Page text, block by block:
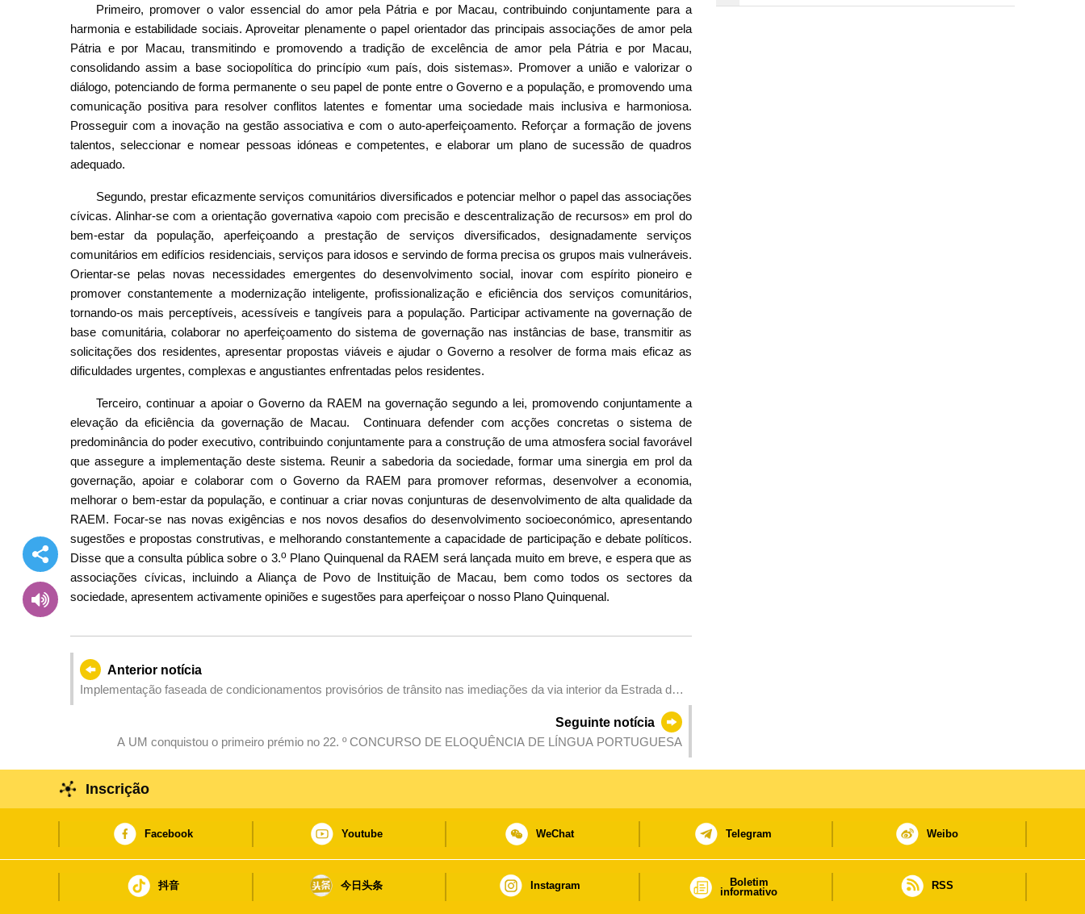
Primeiro, promover o valor essencial do amor pela Pátria e por Macau, contribuindo conjuntamente para a
harmonia e estabilidade sociais. Aproveitar plenamente o papel orientador das principais associações de amor pela
Pátria e por Macau, transmitindo e promovendo a tradição de excelência de amor pela Pátria e por Macau,
consolidando assim a base sociopolítica do princípio «um país, dois sistemas». Promover a união e valorizar o
diálogo, potenciando de forma permanente o seu papel de ponte entre o Governo e a população, e promovendo uma
comunicação positiva para resolver conflitos latentes e fomentar uma sociedade mais inclusiva e harmoniosa.
Prosseguir com a inovação na gestão associativa e com o auto-aperfeiçoamento. Reforçar a formação de jovens
talentos, seleccionar e nomear pessoas idóneas e competentes, e elaborar um plano de sucessão de quadros
adequado.
Segundo, prestar eficazmente serviços comunitários diversificados e potenciar melhor o papel das associações
cívicas. Alinhar-se com a orientação governativa «apoio com precisão e descentralização de recursos» em prol do
bem-estar da população, aperfeiçoando a prestação de serviços diversificados, designadamente serviços
comunitários em edifícios residenciais, serviços para idosos e servindo de forma precisa os grupos mais vulneráveis.
Orientar-se pelas novas necessidades emergentes do desenvolvimento social, inovar com espírito pioneiro e
promover constantemente a modernização inteligente, profissionalização e eficiência dos serviços comunitários,
tornando-os mais perceptíveis, acessíveis e tangíveis para a população. Participar activamente na governação de
base comunitária, colaborar no aperfeiçoamento do sistema de governação nas instâncias de base, transmitir as
solicitações dos residentes, apresentar propostas viáveis e ajudar o Governo a resolver de forma mais eficaz as
dificuldades urgentes, complexas e angustiantes enfrentadas pelos residentes.
Terceiro, continuar a apoiar o Governo da RAEM na governação segundo a lei, promovendo conjuntamente a
elevação da eficiência da governação de Macau. Continuara defender com acções concretas o sistema de
predominância do poder executivo, contribuindo conjuntamente para a construção de uma atmosfera social favorável
que assegure a implementação deste sistema. Reunir a sabedoria da sociedade, formar uma sinergia em prol da
governação, apoiar e colaborar com o Governo da RAEM para promover reformas, desenvolver a economia,
melhorar o bem-estar da população, e continuar a criar novas conjunturas de desenvolvimento de alta qualidade da
RAEM. Focar-se nas novas exigências e nos novos desafios do desenvolvimento socioeconómico, apresentando
sugestões e propostas construtivas, e melhorando constantemente a capacidade de participação e debate políticos.
Disse que a consulta pública sobre o 3.oPlano Quinquenal da RAEM será lançada muito em breve, e espera que as
associações cívicas, incluindo a Aliança de Povo de Instituição de Macau, bem como todos os sectores da
sociedade, apresentem activamente opiniões e sugestões para aperfeiçoar o nosso Plano Quinquenal.
Anterior notícia
Implementação faseada de condicionamentos provisórios de trânsito nas imediações da via interior da Estrada de
Seguinte notícia
A UM conquistou o primeiro prémio no 22. º CONCURSO DE ELOQUÊNCIA DE LÍNGUA PORTUGUESA
consolidar consensos e promover os trabalhos
Inscrição
Facebook Youtube WeChat Telegram Weibo
抖音 今日头条 Instagram
Boletim
informativo
RSS